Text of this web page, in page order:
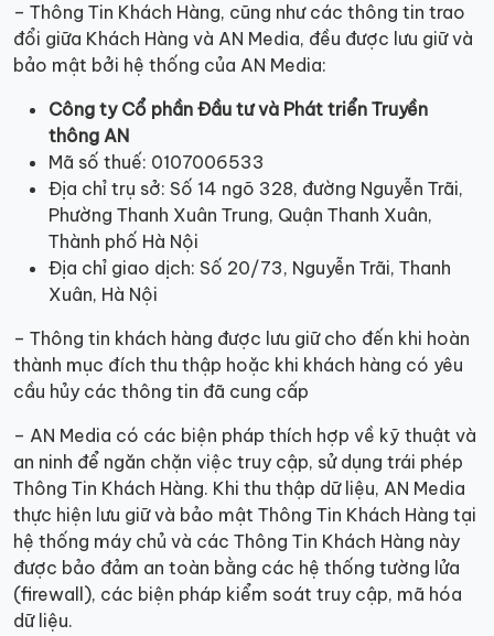
– Thông Tin Khách Hàng, cũng như các thông tin trao
đổi giữa Khách Hàng và AN Media, đều được lưu giữ và
bảo mật bởi hệ thống của AN Media:
Công ty Cổ phần Đầu tư và Phát triển Truyền
thông AN
Mã số thuế: 0107006533
Địa chỉ trụ sở: Số 14 ngõ 328, đường Nguyễn Trãi,
Phường Thanh Xuân Trung, Quận Thanh Xuân,
Thành phố Hà Nội
Địa chỉ giao dịch: Số 20/73, Nguyễn Trãi, Thanh
Xuân, Hà Nội
– Thông tin khách hàng được lưu giữ cho đến khi hoàn
thành mục đích thu thập hoặc khi khách hàng có yêu
cầu hủy các thông tin đã cung cấp
– AN Media có các biện pháp thích hợp về kỹ thuật và
an ninh để ngăn chặn việc truy cập, sử dụng trái phép
Thông Tin Khách Hàng. Khi thu thập dữ liệu, AN Media
thực hiện lưu giữ và bảo mật Thông Tin Khách Hàng tại
hệ thống máy chủ và các Thông Tin Khách Hàng này
được bảo đảm an toàn bằng các hệ thống tường lửa
(firewall), các biện pháp kiểm soát truy cập, mã hóa
dữ liệu.